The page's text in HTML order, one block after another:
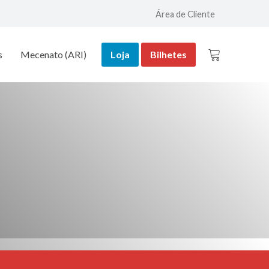
Área de Cliente
Mecenato (ARI) Loja Bilhetes